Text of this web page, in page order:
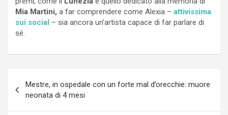
Mia Martini, a far comprendere come Alexia – attivissima
sui social – sia ancora un’artista capace di far parlare di
sé.
articoli
Mestre, in ospedale con un forte mal d’orecchie: muore
neonata di 4 mesi